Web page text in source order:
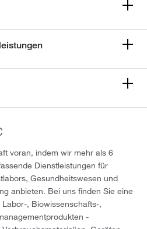
voran, indem wir mehr als 6
Dienstleistungen für
Gesundheitswesen und
anbieten. Bei uns finden Sie eine
, Biowissenschafts-,
-